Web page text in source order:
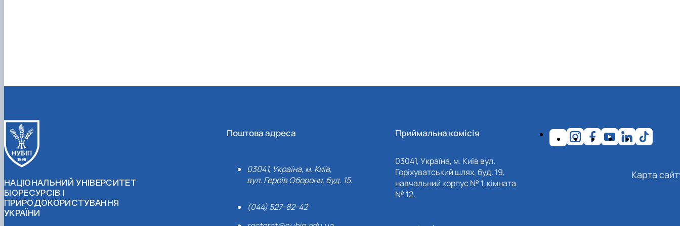
НАЦІОНАЛЬНИЙ УНІВЕРСИТЕТ
БІОРЕСУРСІВ І
ПРИРОДОКОРИСТУВАННЯ
УКРАЇНИ
Поштова адреса
03041, Україна, м. Київ,
вул. Героїв Оборони, буд. 15.
(044) 527-82-42
Приймальна комісія
03041, Україна, м. Київ вул.
Горіхуватський шлях, буд. 19,
навчальний корпус № 1, кімната
№ 12.
Карта